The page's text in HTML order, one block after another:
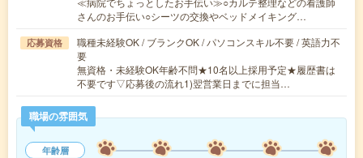
さんのお手伝い○シーツの交換やベッドメイキング…
応募資格
職種未経験OK / ブランクOK / パソコンスキル不要 / 英語力不
要
無資格・未経験OK年齢不問★10名以上採用予定★履歴書は
不要です▽応募後の流れ1)翌営業日までに担当…
職場の雰囲気
年齢層